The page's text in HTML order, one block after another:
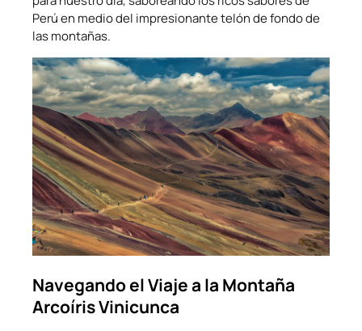
Perú en medio del impresionante telón de fondo de
las montañas.
Navegando el Viaje a la Montaña
Arcoíris Vinicunca